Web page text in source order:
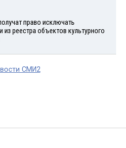
право исключать
из реестра объектов культурного
СМИ2